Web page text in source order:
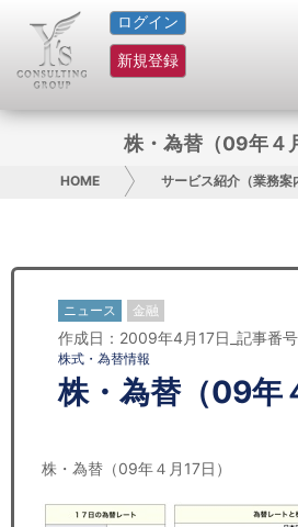
ログイン
新規登録
HOME
サービス紹介
グループ概要
日本人にPR
コンサルティング
株・為替（09年４
HOME サービス紹介（業務案
ニュース 金融
作成日：2009年4月17日_記事番
株式・為替情報
株・為替（09年
株・為替（09年４月17日）